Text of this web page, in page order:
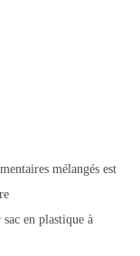
mélangés est
en plastique à